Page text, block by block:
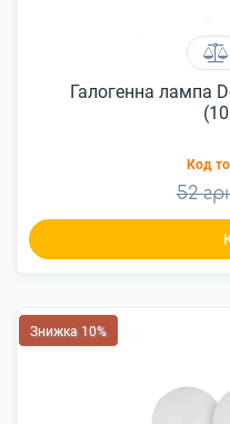
Галогенна лампа
Код
52
Знижка 10%